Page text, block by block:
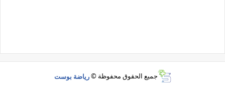
جميع الحقوق محفوظة ©رياضة بوست